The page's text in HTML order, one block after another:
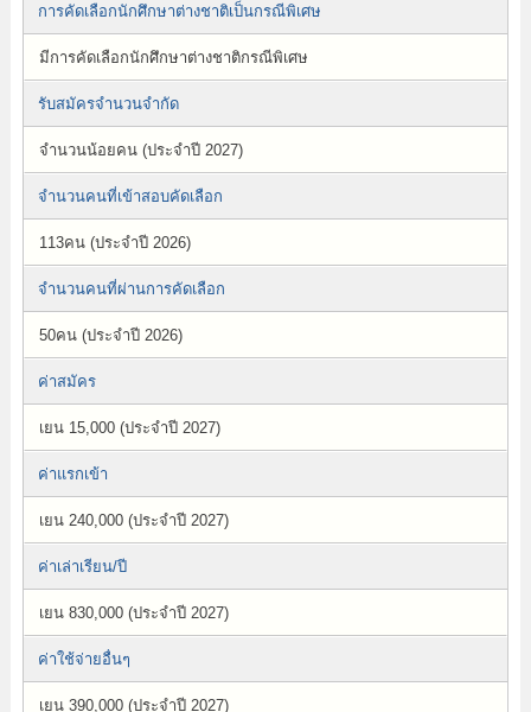
การคัดเลือกนักศึกษาต่างชาติเป็นกรณีพิเศษ
มีการคัดเลือกนักศึกษาต่างชาติกรณีพิเศษ
รับสมัครจำนวนจำกัด
จำนวนน้อยคน (ประจำปี 2027)
จำนวนคนที่เข้าสอบคัดเลือก
113คน (ประจำปี 2026)
จำนวนคนที่ผ่านการคัดเลือก
50คน (ประจำปี 2026)
ค่าสมัคร
เยน 15,000 (ประจำปี 2027)
ค่าแรกเข้า
เยน 240,000 (ประจำปี 2027)
ค่าเล่าเรียน/ปี
เยน 830,000 (ประจำปี 2027)
ค่าใช้จ่ายอื่นๆ
เยน 390,000 (ประจำปี 2027)